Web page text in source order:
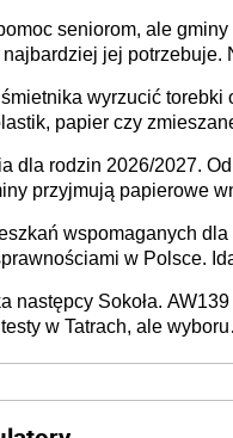
tak dużych jednostek
seniorom, ale gminy
jej potrzebuje.
wyrzucić torebki
papier czy
dla rodzin 2026/2027. Od
przyjmują papierowe
wspomaganych dla
w Polsce.
następcy Sokoła. AW139
w Tatrach, ale wyboru